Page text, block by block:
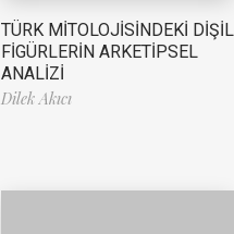
TÜRK MİTOLOJİSİNDEKİ DİŞİL
FİGÜRLERİN ARKETİPSEL
ANALİZİ
Dilek Akıcı